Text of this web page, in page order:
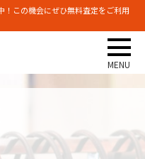
！この機会にぜひ無料査定をご利用